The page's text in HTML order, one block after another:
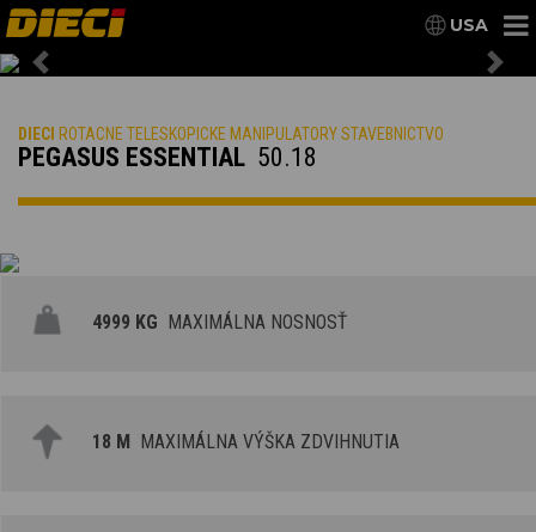
USA
Previous
DIECI ROTACNE TELESKOPICKE MANIPULATORY STAVEBNICTVO
PEGASUS ESSENTIAL 50.18
4999 KG MAXIMÁLNA NOSNOSŤ
18 M MAXIMÁLNA VÝŠKA ZDVIHNUTIA